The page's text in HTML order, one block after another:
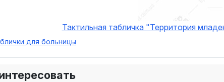
Тактильная табличка "Территория
для больницы